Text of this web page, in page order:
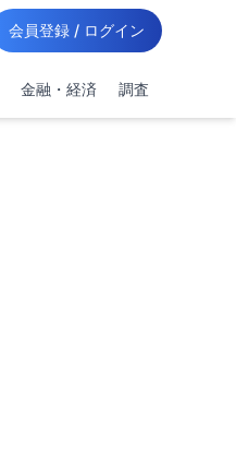
会員登録 / ログイン
金融・経済 調査